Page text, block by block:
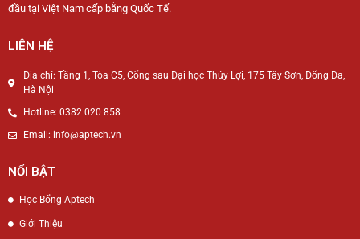
đầu tại Việt Nam cấp bằng Quốc Tế.
LIÊN HỆ
Địa chỉ: Tầng 1, Tòa C5, Cổng sau Đại học Thủy Lợi, 175 Tây Sơn, Đống Đa,
Hà Nội
Hotline: 0382 020 858
Email: info@aptech.vn
NỔI BẬT
Học Bổng Aptech
Giới Thiệu